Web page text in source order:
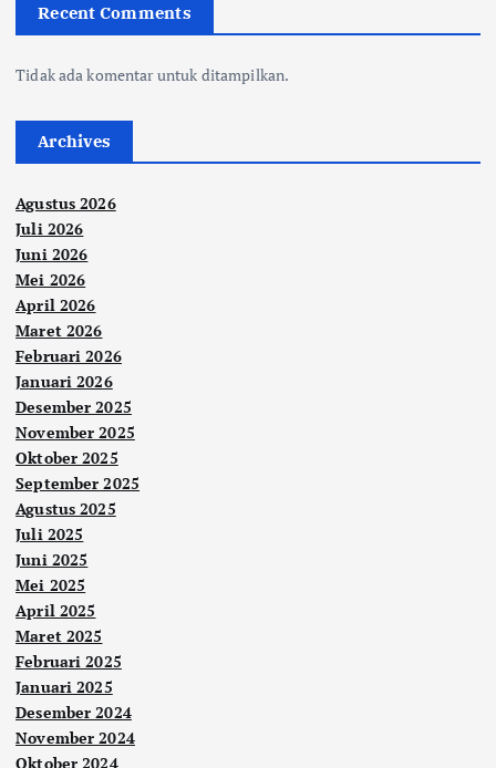
Recent Comments
Tidak ada komentar untuk ditampilkan.
Archives
Agustus 2026
Juli 2026
Juni 2026
Mei 2026
April 2026
Maret 2026
Februari 2026
Januari 2026
Desember 2025
November 2025
Oktober 2025
September 2025
Agustus 2025
Juli 2025
Juni 2025
Mei 2025
April 2025
Maret 2025
Februari 2025
Januari 2025
Desember 2024
November 2024
Oktober 2024